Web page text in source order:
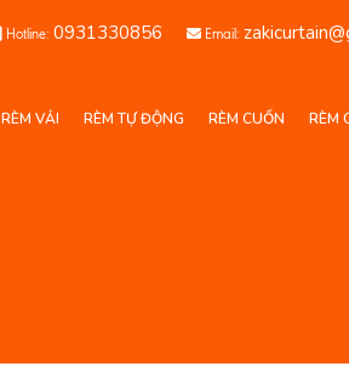
Hotline: 0931330856 Email:
RÈM VẢI RÈM TỰ ĐỘNG RÈM CUỐN RÈM